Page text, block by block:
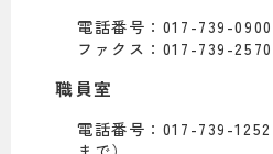
電話番号：017-739-0900
ファクス：017-739-2570
職員室
電話番号：017-739-